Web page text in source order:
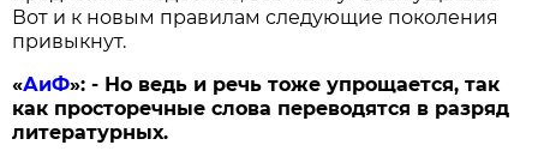
Вот и к новым правилам следующие поколения
привыкнут.
«АиФ»: - Но ведь и речь тоже упрощается, так
как просторечные слова переводятся в разряд
литературных.